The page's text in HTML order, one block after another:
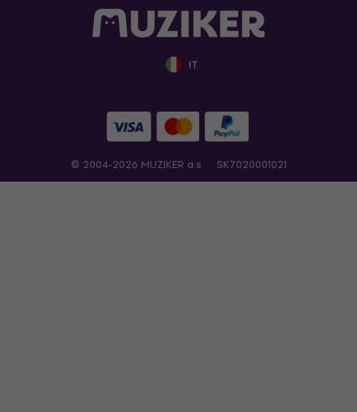
IT
© 2004-2026 MUZIKER a.s. SK7020001021